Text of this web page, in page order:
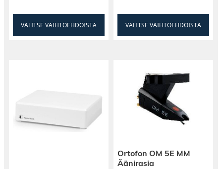
VALITSE VAIHTOEHDOISTA VALITSE VAIHTOEHDOISTA
Ortofon OM 5E MM
Äänirasia